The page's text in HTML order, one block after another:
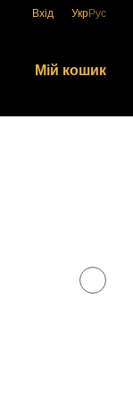
Вхід УкрРус
Мій кошик